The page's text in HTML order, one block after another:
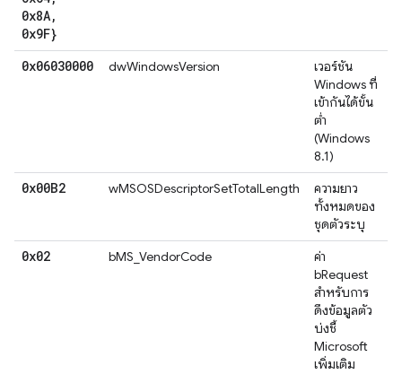
0x8A,
0x9F}
0x06030000 dwWindowsVersion
เวอร์ชัน
Windows ที่
เข้ากันได้ขั้น
ต่ำ
(Windows
8.1)
0x00B2 wMSOSDescriptorSetTotalLength
ความยาว
ทั้งหมดของ
ชุดตัวระบุ
0x02 bMS_VendorCode
ค่า
bRequest
สำหรับการ
ดึงข้อมูลตัว
บ่งชี้
Microsoft
เพิ่มเติม